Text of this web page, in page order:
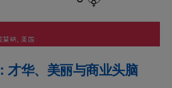
才华、美丽与商业头脑